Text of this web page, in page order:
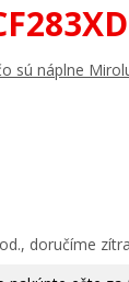
sú náplne
doručíme